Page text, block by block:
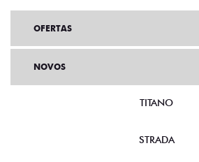
OFERTAS
NOVOS
TITANO
STRADA